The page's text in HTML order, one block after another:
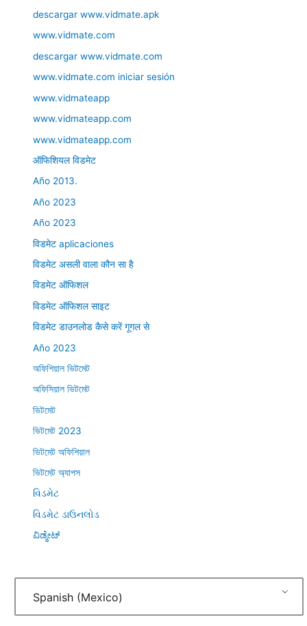
descargar www.vidmate.apk
www.vidmate.com
descargar www.vidmate.com
www.vidmate.com iniciar sesión
www.vidmateapp
www.vidmateapp.com
www.vidmateapp.com
ऑफिशियल विडमेट
Año 2013.
Año 2023
Año 2023
विडमेट aplicaciones
विडमेट असली वाला कौन सा है
विडमेट ऑफिशल
विडमेट ऑफिशल साइट
विडमेट डाउनलोड कैसे करें गूगल से
Año 2023
অফিশিয়াল ভিটমেট
অফিসিয়াল ভিটমেট
ভিটমেট
ভিটমেট 2023
ভিটমেট অফিশিয়াল
ভিটমেট অ্যাপস
વિડમેટ
વિડમેટ ડાઉનલોડ
ವಿಡ್ಮೇಟ್
Spanish (Mexico)